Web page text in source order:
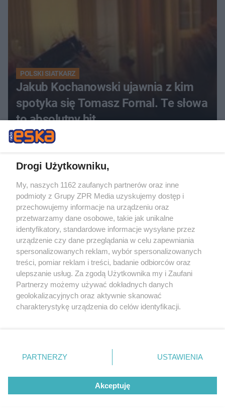
POLSKI SIATKARZ
Jakub Kochanowski ujawnia z kim
spotyka się Tomasz Fornal. Te słowa
to absolutny hit
PIŁKA NOŻNA
Przyszłość Lionela Messiego w
kadrze. Kiedy gwiazdor zakończy
karierę?
Drogi Użytkowniku,
My, naszych 1162 zaufanych partnerów oraz inne
podmioty z Grupy ZPR Media uzyskujemy dostęp i
przechowujemy informacje na urządzeniu oraz
przetwarzamy dane osobowe, takie jak unikalne
identyfikatory, standardowe informacje wysyłane przez
urządzenie czy dane przeglądania w celu zapewniania
spersonalizowanych reklam, wybór spersonalizowanych
treści, pomiar reklam i treści, badanie odbiorców oraz
ulepszanie usług. Za zgodą Użytkownika my i Zaufani
Partnerzy możemy używać dokładnych danych
geolokalizacyjnych oraz aktywnie skanować
charakterystykę urządzenia do celów identyfikacji.
zmienić/wycofać klikając przycisk ustawień prywatności
znajdujący się w lewym dolnym rogu strony
rodzaje przetwarzania danych nie wymagają zgody
użytkownika, ale masz prawo sprzeciwić się takiemu
przetwarzaniu. Preferencje będą miały zastosowanie tylko
PARTNERZY USTAWIENIA
Akceptuję